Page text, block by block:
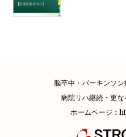
脳卒中・パーキンソ
病院リハ継続・更
ホームページ：